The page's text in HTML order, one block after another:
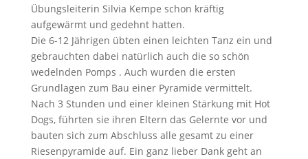
Übungsleiterin Silvia Kempe schon kräftig
aufgewärmt und gedehnt hatten.
Die 6-12 Jährigen übten einen leichten Tanz ein und
gebrauchten dabei natürlich auch die so schön
wedelnden Pomps . Auch wurden die ersten
Grundlagen zum Bau einer Pyramide vermittelt.
Nach 3 Stunden und einer kleinen Stärkung mit Hot
Dogs, führten sie ihren Eltern das Gelernte vor und
bauten sich zum Abschluss alle gesamt zu einer
Riesenpyramide auf. Ein ganz lieber Dank geht an